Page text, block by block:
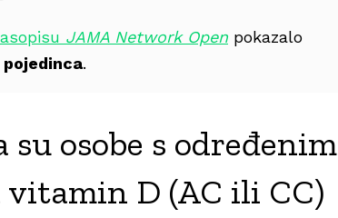
JAMA Network Openpokazalo
.
osobe s određenim
D (AC ili CC)